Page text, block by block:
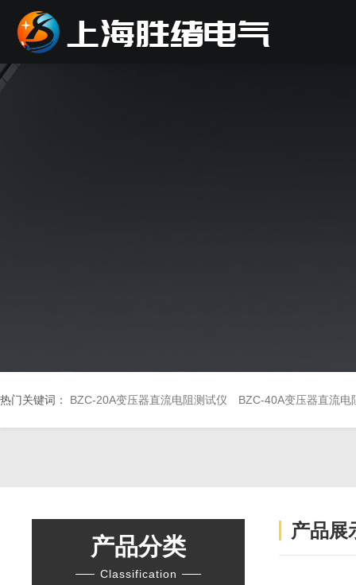
热门关键词： BZC-20A变压器直流电阻测试仪 BZC-40A变压器直流电
产品分类
Classification
产品展